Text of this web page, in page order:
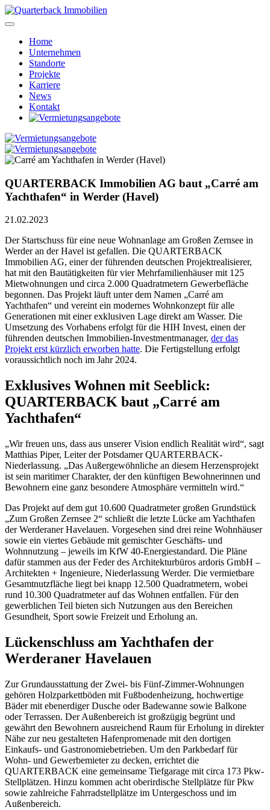
Home
Unternehmen
Standorte
Projekte
Karriere
News
Kontakt
QUARTERBACK Immobilien AG baut „Carré am
Yachthafen“ in Werder (Havel)
21.02.2023
Der Startschuss für eine neue Wohnanlage am Großen Zernsee in
Werder an der Havel ist gefallen. Die QUARTERBACK
Immobilien AG, einer der führenden deutschen Projektrealisierer,
hat mit den Bautätigkeiten für vier Mehrfamilienhäuser mit 125
Mietwohnungen und circa 2.000 Quadratmetern Gewerbefläche
begonnen. Das Projekt läuft unter dem Namen „Carré am
Yachthafen“ und vereint ein modernes Wohnkonzept für alle
Generationen mit einer exklusiven Lage direkt am Wasser. Die
Umsetzung des Vorhabens erfolgt für die HIH Invest, einen der
führenden deutschen Immobilien-Investmentmanager, der das
Projekt erst kürzlich erworben hatte. Die Fertigstellung erfolgt
voraussichtlich noch im Jahr 2024.
Exklusives Wohnen mit Seeblick:
QUARTERBACK baut „Carré am
Yachthafen“
„Wir freuen uns, dass aus unserer Vision endlich Realität wird“, sagt
Matthias Piper, Leiter der Potsdamer QUARTERBACK-
Niederlassung. „Das Außergewöhnliche an diesem Herzensprojekt
ist sein maritimer Charakter, der den künftigen Bewohnerinnen und
Bewohnern eine ganz besondere Atmosphäre vermitteln wird.“
Das Projekt auf dem gut 10.600 Quadratmeter großen Grundstück
„Zum Großen Zernsee 2“ schließt die letzte Lücke am Yachthafen
der Werderaner Havelauen. Vorgesehen sind drei reine Wohnhäuser
sowie ein viertes Gebäude mit gemischter Geschäfts- und
Wohnnutzung – jeweils im KfW 40-Energiestandard. Die Pläne
dafür stammen aus der Feder des Architekturbüros ardoris GmbH –
Architekten + Ingenieure, Niederlassung Werder. Die vermietbare
Gesamtnutzfläche liegt bei knapp 12.500 Quadratmetern, wobei
rund 10.300 Quadratmeter auf das Wohnen entfallen. Für den
gewerblichen Teil bieten sich Nutzungen aus den Bereichen
Gesundheit, Sport sowie Freizeit und Erholung an.
Lückenschluss am Yachthafen der
Werderaner Havelauen
Zur Grundausstattung der Zwei- bis Fünf-Zimmer-Wohnungen
gehören Holzparkettböden mit Fußbodenheizung, hochwertige
Bäder mit ebenerdiger Dusche oder Badewanne sowie Balkone
oder Terrassen. Der Außenbereich ist großzügig begrünt und
gewährt den Bewohnern ausreichend Raum für Erholung in direkter
Nähe zur neu gestalteten Hafenpromenade mit den dortigen
Einkaufs- und Gastronomiebetrieben. Um den Parkbedarf für
Wohn- und Gewerbemieter zu decken, errichtet die
QUARTERBACK eine gemeinsame Tiefgarage mit circa 173 Pkw-
Stellplätzen. Hinzu kommen acht oberirdische Stellplätze für Pkw
sowie zahlreiche Fahrradstellplätze im Untergeschoss und im
Außenbereich.